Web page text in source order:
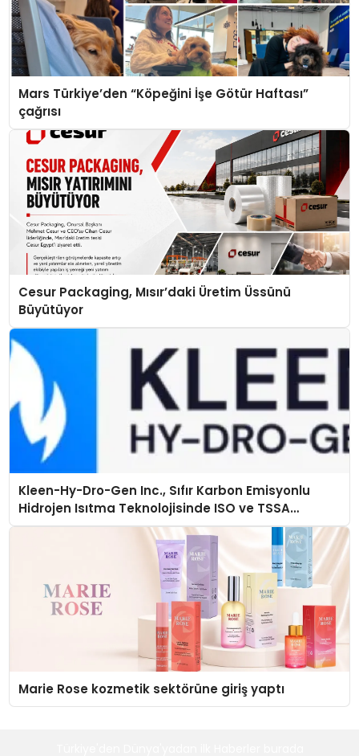
Mars Türkiye’den “Köpeğini İşe Götür Haftası”
çağrısı
Cesur Packaging, Mısır’daki Üretim Üssünü
Büyütüyor
Kleen-Hy-Dro-Gen Inc., Sıfır Karbon Emisyonlu
Hidrojen Isıtma Teknolojisinde ISO ve TSSA
Düzenleyici Onaylarını Aldı
Marie Rose kozmetik sektörüne giriş yaptı